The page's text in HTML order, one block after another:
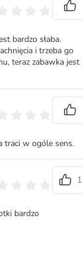
bardzo słaba.
i trzeba go
teraz zabawka jest
traci w ogóle sens.
1
bardzo